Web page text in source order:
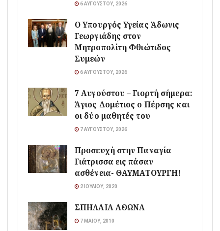
6 ΑΥΓΟΎΣΤΟΥ, 2026
O Υπουργός Υγείας Άδωνις
Γεωργιάδης στον
Μητροπολίτη Φθιώτιδος
Συμεών
6 ΑΥΓΟΎΣΤΟΥ, 2026
7 Αυγούστου – Γιορτή σήμερα:
Άγιος Δομέτιος ο Πέρσης και
οι δύο μαθητές του
7 ΑΥΓΟΎΣΤΟΥ, 2026
Προσευχή στην Παναγία
Γιάτρισσα εις πάσαν
ασθένεια- ΘΑΥΜΑΤΟΥΡΓΗ!
2 ΙΟΥΛΊΟΥ, 2020
ΣΠΗΛΑΙΑ ΑΘΩΝΑ
7 ΜΑΪ́ΟΥ, 2010